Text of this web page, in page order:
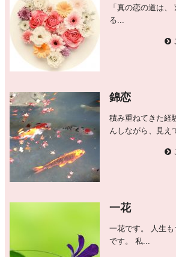
「真の恋の道は
る...
錦恋
積み重ねてきた経
んしながら、見え
一花
一花です。 人生
です。 私...